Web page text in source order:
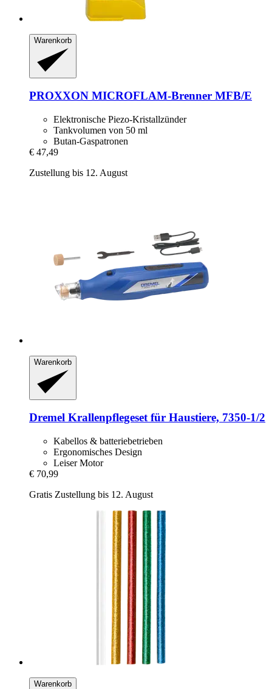
Warenkorb
PROXXON MICROFLAM-​Brenner MFB/E
Elektronische Piezo-Kristallzünder
Tankvolumen von 50 ml
Butan-Gaspatronen
€ 47,49
Zustellung bis 12. August
Warenkorb
Dremel Krallenpflegeset für Haustiere, 7350-​1/2
Kabellos & batteriebetrieben
Ergonomisches Design
Leiser Motor
€ 70,99
Gratis Zustellung bis 12. August
Warenkorb